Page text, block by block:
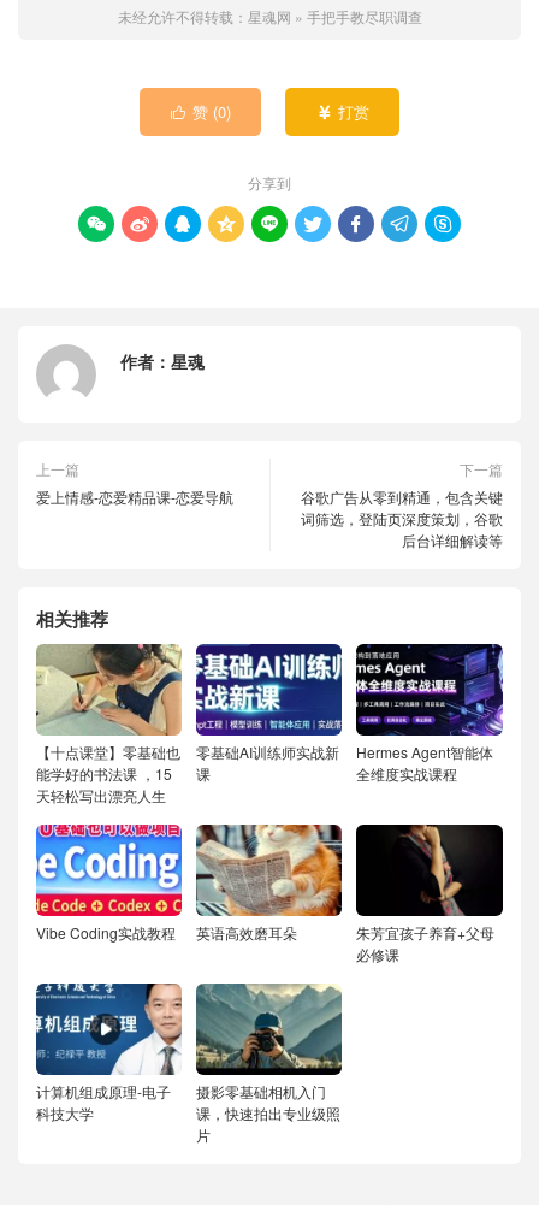
未经允许不得转载： 星魂网 » 手把手教尽职调查
 赞 (0)  打赏
分享到
        
作者： 星魂
上一篇
爱上情感-恋爱精品课-恋爱导航
下一篇
谷歌广告从零到精通，包含关键
词筛选，登陆页深度策划，谷歌
后台详细解读等
相关推荐
【十点课堂】零基础也
能学好的书法课 ，15
天轻松写出漂亮人生
零基础AI训练师实战新
课
Hermes Agent智能体
全维度实战课程
Vibe Coding实战教程 英语高效磨耳朵
朱芳宜孩子养育+父母
必修课
计算机组成原理-电子
科技大学
摄影零基础相机入门
课，快速拍出专业级照
片